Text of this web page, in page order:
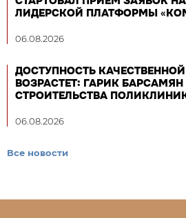
ЛИДЕРСКОЙ ПЛАТФОРМЫ
06.08.2026
ДОСТУПНОСТЬ
ВОЗРАСТЕТ: ГАРИК
СТРОИТЕЛЬСТВА
06.08.2026
Все новости